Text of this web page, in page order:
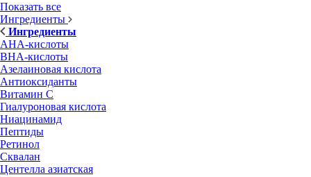
Показать все
Ингредиенты
Ингредиенты
AHA-кислоты
BHA-кислоты
Азелаиновая кислота
Антиоксиданты
Витамин С
Гиалуроновая кислота
Ниацинамид
Пептиды
Ретинол
Сквалан
Центелла азиатская